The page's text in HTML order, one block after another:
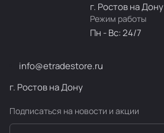
г. Ростов на Дону
Режим работы
Пн - Вс: 24/7
info@etradestore.ru
г. Ростов на Дону
Подписаться на новости и акции